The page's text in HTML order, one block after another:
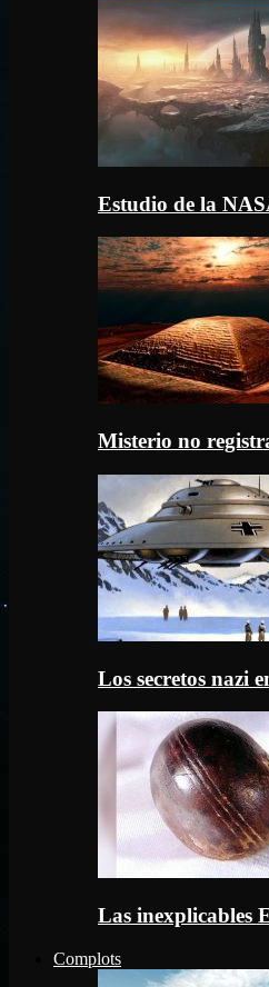
Estudio de la
Misterio no
Los secretos nazi
Las inexplicables
Complots